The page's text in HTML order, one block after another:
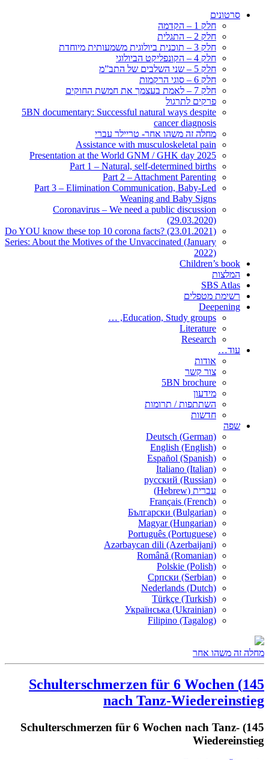
סרטונים
חלק 1 – הקדמה
חלק 2 – התגלית
חלק 3 – תוכנית ביולוגית משמעותית מיוחדת
חלק 4 – הקונפליקט הביולוגי
חלק 5 – שני השלבים של התב”מ
חלק 6 – סוגי הרקמות
חלק 7 – לאמת בעצמך את חמשת החוקים
פרקים לתרגול
5BN documentary: Successful natural ways despite
cancer diagnosis
מחלה זה משהו אחר- טריילר עברי
Assistance with musculoskeletal pain
Presentation at the World GNM / GHK day 2025
Part 1 – Natural, self-determined births
Part 2 – Attachment Parenting
Part 3 – Elimination Communication, Baby-Led
Weaning and Baby Signs
Coronavirus – We need a public discussion
(29.03.2020)
Do YOU know these top 10 corona facts? (23.01.2021)
Series: About the Motives of the Unvaccinated (January
2022)
Children’s book
המלצות
SBS Atlas
רשימת מטפלים
Deepening
Education, Study groups, …
Literature
Research
עוד…
אודות
צור קשר
5BN brochure
מידעון
השתתפות / תרומות
חדשות
שפה
Deutsch (German)
English (English)
Español (Spanish)
Italiano (Italian)
русский (Russian)
עברית (Hebrew)
Français (French)
Български (Bulgarian)
Magyar (Hungarian)
Português (Portuguese)
Azərbaycan dili (Azerbaijani)
Română (Romanian)
Polskie (Polish)
Српски (Serbian)
Nederlands (Dutch)
Türkçe (Turkish)
Українська (Ukrainian)
Filipino (Tagalog)
מחלה זה משהו אחר
145) Schulterschmerzen für 6 Wochen
nach Tanz-Wiedereinstieg
145) Schulterschmerzen für 6 Wochen nach Tanz-
Wiedereinstieg